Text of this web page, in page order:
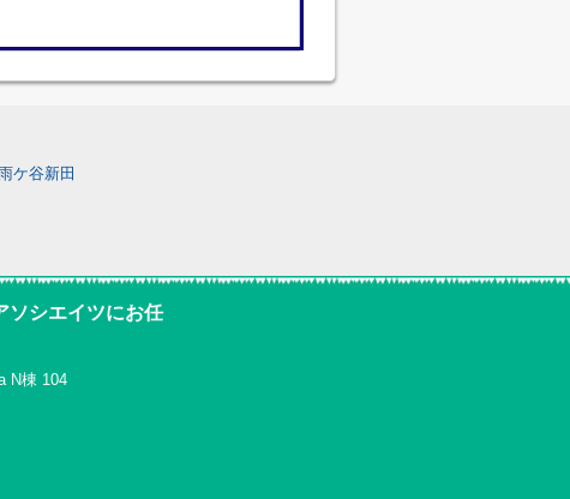
ケ谷新田
ソシエイツにお任
N棟 104